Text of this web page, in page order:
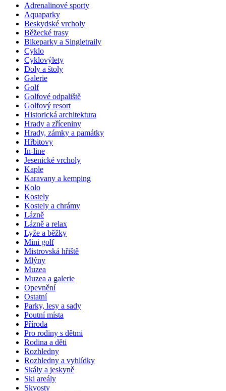
Adrenalinové sporty
Aquaparky
Beskydské vrcholy
Běžecké trasy
Bikeparky a Singletraily
Cyklo
Cyklovýlety
Doly a štoly
Galerie
Golf
Golfové odpaliště
Golfový resort
Historická architektura
Hrady a zříceniny
Hrady, zámky a památky
Hřbitovy
In-line
Jesenické vrcholy
Kaple
Karavany a kemping
Kolo
Kostely
Kostely a chrámy
Lázně
Lázně a relax
Lyže a běžky
Mini golf
Mistrovská hřiště
Mlýny
Muzea
Muzea a galerie
Opevnění
Ostatní
Parky, lesy a sady
Poutní místa
Příroda
Pro rodiny s dětmi
Rodina a děti
Rozhledny
Rozhledny a vyhlídky
Skály a jeskyně
Ski areály
Skvosty